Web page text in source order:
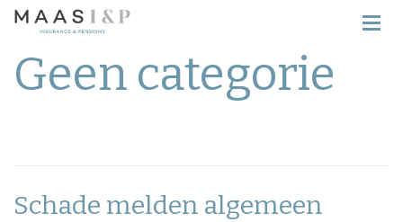
Geen categorie
Schade melden algemeen